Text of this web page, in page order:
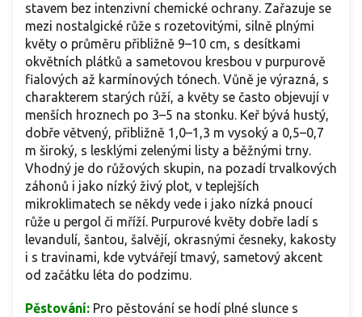
stavem bez intenzivní chemické ochrany. Zařazuje se
mezi nostalgické růže s rozetovitými, silně plnými
květy o průměru přibližně 9–10 cm, s desítkami
okvětních plátků a sametovou kresbou v purpurově
fialových až karmínových tónech. Vůně je výrazná, s
charakterem starých růží, a květy se často objevují v
menších hroznech po 3–5 na stonku. Keř bývá hustý,
dobře větvený, přibližně 1,0–1,3 m vysoký a 0,5–0,7
m široký, s lesklými zelenými listy a běžnými trny.
Vhodný je do růžových skupin, na pozadí trvalkových
záhonů i jako nízký živý plot, v teplejších
mikroklimatech se někdy vede i jako nízká pnoucí
růže u pergol či mříží. Purpurové květy dobře ladí s
levandulí, šantou, šalvějí, okrasnými česneky, kakosty
i s travinami, kde vytvářejí tmavý, sametový akcent
od začátku léta do podzimu.
Pěstování: Pro pěstování se hodí plné slunce s